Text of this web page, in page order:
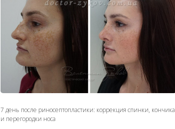
7 день после риносептопластики: коррекция спинки, кончика
и перегородки носа